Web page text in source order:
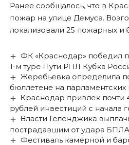
Ранее сообщалось, что в
пожар на улице Демуса.
локализовали 25 пожарных и
ФК «Краснодар» победил
1-м туре Пути РПЛ Кубка
Жеребьевка определила
бюллетене на
Краснодар привлек почти
рублей инвестиций с начала
Власти Геленджика
пострадавшим от удара БПЛА
Фестиваль камерной и